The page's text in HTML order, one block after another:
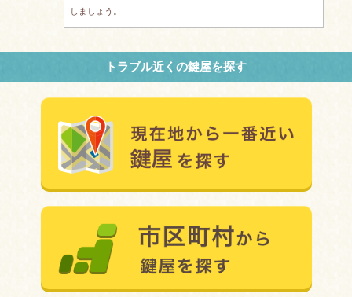
しましょう。
トラブル近くの鍵屋を探す